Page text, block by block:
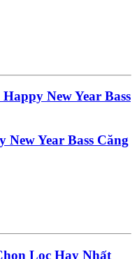
Year Bass Căng